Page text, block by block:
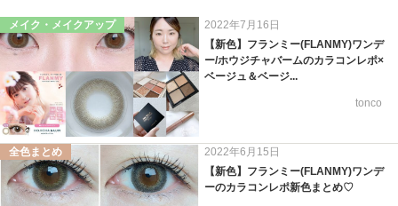
メイク・メイクアップ
2022年7月16日
【新色】フランミー(FLANMY)ワンデ
ー/ホウジチャバームのカラコンレポ×
ベージュ＆ベージ...
tonco
全色まとめ
2022年6月15日
【新色】フランミー(FLANMY)ワンデ
ーのカラコンレポ新色まとめ♡